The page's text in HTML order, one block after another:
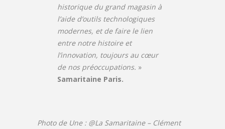
historique du grand magasin à
l’aide d’outils technologiques
modernes, et de faire le lien
entre notre histoire et
l’innovation, toujours au cœur
de nos préoccupations. »
Samaritaine Paris.
Photo de Une : @La Samaritaine – Clément